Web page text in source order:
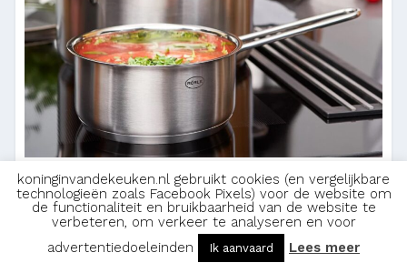
Welke warmtebron gebruik je?
Vroeger gebruikten de meeste mensen een gasvuur om
koninginvandekeuken.nl gebruikt cookies (en vergelijkbare
technologieën zoals Facebook Pixels) voor de website om
de functionaliteit en bruikbaarheid van de website te
verbeteren, om verkeer te analyseren en voor
advertentiedoeleinden
Ik aanvaard Lees meer